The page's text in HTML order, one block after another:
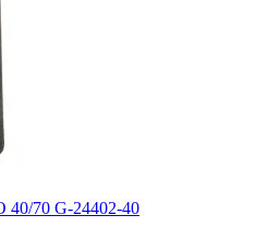
40/70 G-24402-40